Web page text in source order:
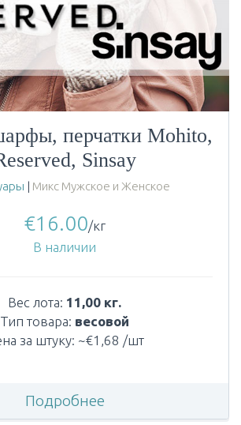
перчатки Mohito,
Sinsay
| Микс Мужское и Женское
€16.00/кг
В наличии
Вес лота: 11,00 кг.
Тип товара: весовой
за штуку: ~€1,68 /шт
Подробнее